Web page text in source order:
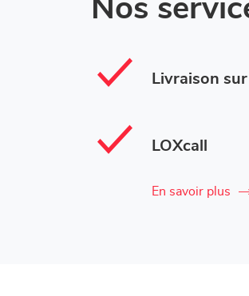
Nos
Livraison
LOXcall
En savoir plus